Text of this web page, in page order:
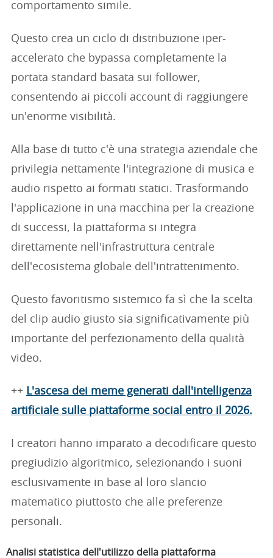
comportamento simile.
Questo crea un ciclo di distribuzione iper-
accelerato che bypassa completamente la
portata standard basata sui follower,
consentendo ai piccoli account di raggiungere
un'enorme visibilità.
Alla base di tutto c'è una strategia aziendale che
privilegia nettamente l'integrazione di musica e
audio rispetto ai formati statici. Trasformando
l'applicazione in una macchina per la creazione
di successi, la piattaforma si integra
direttamente nell'infrastruttura centrale
dell'ecosistema globale dell'intrattenimento.
Questo favoritismo sistemico fa sì che la scelta
del clip audio giusto sia significativamente più
importante del perfezionamento della qualità
video.
++ L'ascesa dei meme generati dall'intelligenza
artificiale sulle piattaforme social entro il 2026.
I creatori hanno imparato a decodificare questo
pregiudizio algoritmico, selezionando i suoni
esclusivamente in base al loro slancio
matematico piuttosto che alle preferenze
personali.
Analisi statistica dell'utilizzo della piattaforma